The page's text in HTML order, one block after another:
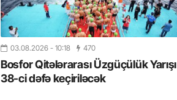
03.08.2026 - 10:18 470
Bosfor Qitələrarası Üzgüçülük Yarışı
38-ci dəfə keçiriləcək